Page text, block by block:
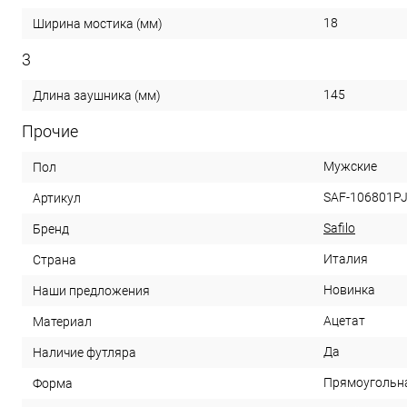
Ширина мостика (мм) 18
3
Длина заушника (мм) 145
Прочие
Пол Мужские
Артикул SAF-
Бренд Safilo
Страна Италия
Наши предложения Новинка
Материал Ацетат
Наличие футляра Да
Форма